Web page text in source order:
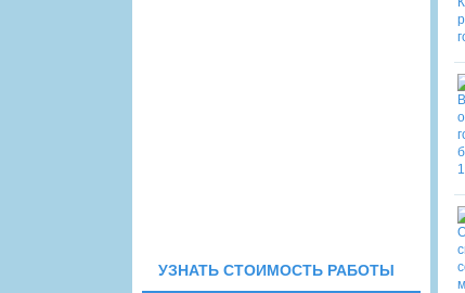
УЗНАТЬ СТОИМОСТЬ РАБОТЫ